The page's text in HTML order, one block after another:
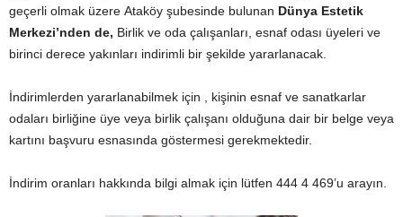
geçerli olmak üzere Ataköy şubesinde bulunan Dünya Estetik
Merkezi’nden de, Birlik ve oda çalışanları, esnaf odası üyeleri ve
birinci derece yakınları indirimli bir şekilde yararlanacak.
İndirimlerden yararlanabilmek için , kişinin esnaf ve sanatkarlar
odaları birliğine üye veya birlik çalışanı olduğuna dair bir belge veya
kartını başvuru esnasında göstermesi gerekmektedir.
İndirim oranları hakkında bilgi almak için lütfen 444 4 469’u arayın.